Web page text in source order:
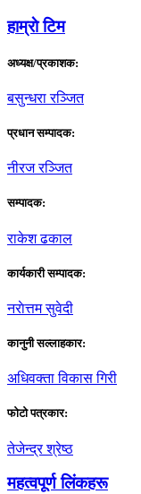
हाम्राे टिम
अध्यक्ष/प्रकाशक:
बसुन्धरा रञ्जित
प्रधान सम्पादक:
नीरज रञ्जित
सम्पादक:
राकेश ढकाल
कार्यकारी सम्पादक:
नराेत्तम सुवेदी
कानुनी सल्लाहकार:
अधिवक्ता विकास गिरी
फाेटाे पत्रकार:
तेजेन्द्र श्रेष्ठ
महत्वपूर्ण लिंकहरू